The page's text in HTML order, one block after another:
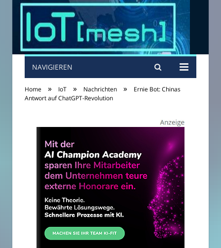
NAVIGIEREN
Home » IoT » Nachrichten »
Ernie Bot: Chinas
Antwort auf ChatGPT-Revolution